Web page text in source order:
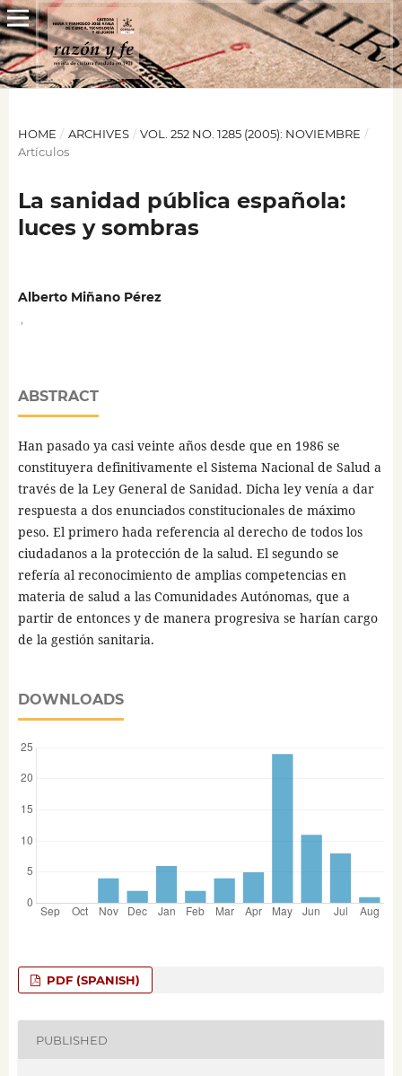
HOME / ARCHIVES / VOL. 252 NO. 1285 (2005): NOVIEMBRE /
Artículos
La sanidad pública española:
luces y sombras
Alberto Miñano Pérez
ABSTRACT
Han pasado ya casi veinte años desde que en 1986 se
constituyera definitivamente el Sistema Nacional de Salud a
través de la Ley General de Sanidad. Dicha ley venía a dar
respuesta a dos enunciados constitucionales de máximo
peso. El primero hada referencia al derecho de todos los
ciudadanos a la protección de la salud. El segundo se
refería al reconocimiento de amplias competencias en
materia de salud a las Comunidades Autónomas, que a
partir de entonces y de manera progresiva se harían cargo
de la gestión sanitaria.
DOWNLOADS
PDF (SPANISH)
PUBLISHED